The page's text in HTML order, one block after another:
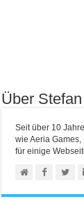
Über
Seit über 10
wie Aeria
für einige